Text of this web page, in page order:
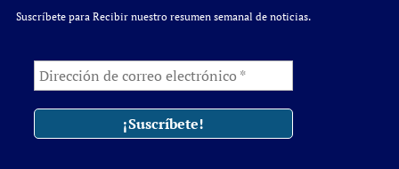
Suscríbete para Recibir nuestro resumen semanal de noticias.